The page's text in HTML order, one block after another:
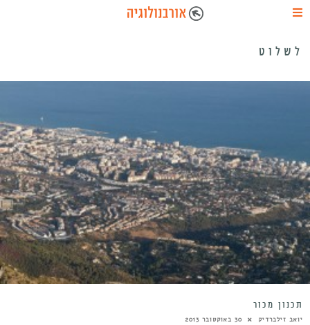
לשלוט
תכנון מכור
יואב זילברדיק 30 באוקטובר 2013